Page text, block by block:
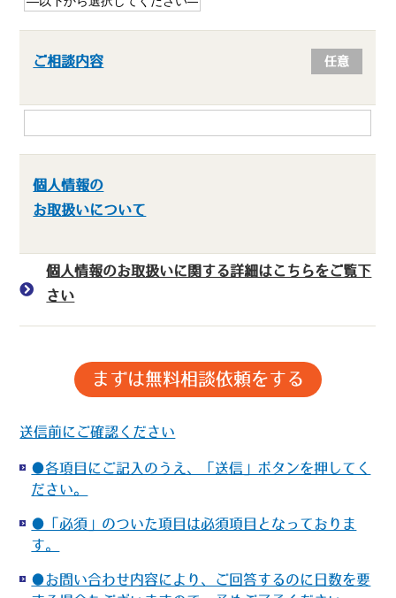
ご相談内容 任意
個人情報の
お取扱いについて
個人情報のお取扱いに関する詳細はこちらをご覧下
さい
送信前にご確認ください
●各項目にご記入のうえ、「送信」ボタンを押してく
ださい。
●「必須」のついた項目は必須項目となっておりま
す。
●お問い合わせ内容により、ご回答するのに日数を要